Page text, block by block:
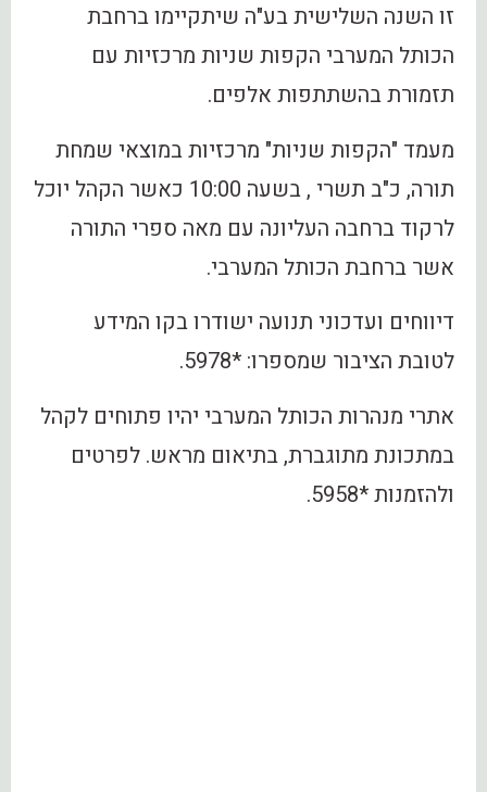
זו השנה השלישית בע"ה שיתקיימו ברחבת
הכותל המערבי הקפות שניות מרכזיות עם
תזמורת בהשתתפות אלפים.
מעמד "הקפות שניות" מרכזיות במוצאי שמחת
תורה, כ"ב תשרי , בשעה 10:00 כאשר הקהל יוכל
לרקוד ברחבה העליונה עם מאה ספרי התורה
אשר ברחבת הכותל המערבי.
דיווחים ועדכוני תנועה ישודרו בקו המידע
לטובת הציבור שמספרו: *5978.
אתרי מנהרות הכותל המערבי יהיו פתוחים לקהל
במתכונת מתוגברת, בתיאום מראש. לפרטים
ולהזמנות *5958.